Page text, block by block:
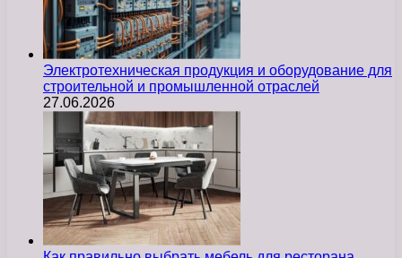
Электротехническая продукция и оборудование для
строительной и промышленной отраслей
27.06.2026